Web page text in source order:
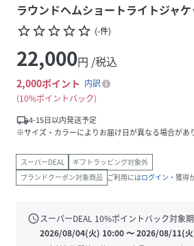
ラウンドヘムショートライトジャケ
star_borderstar_borderstar_borderstar_borderstar_border (-件)
22,000円 /税込
2,000ポイント 内訳
10%ポイントバック
local_shipping4-15日以内発送予定
※サイズ・カラーによりお届け日が異なる場合があ
スーパーDEAL
ギフトラッピング対象外
ブランドクーポン対象商品 ご利用にはログイン ・獲得
scheduleスーパーDEAL 10%ポイントバック対象
2026/08/04(火) 10:00〜2026/08/11(